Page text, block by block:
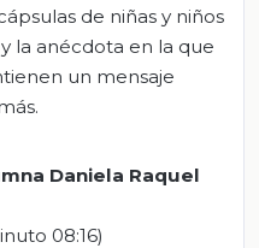
de niñas y niños
la anécdota en la que
un mensaje
Daniela Raquel
08:16)